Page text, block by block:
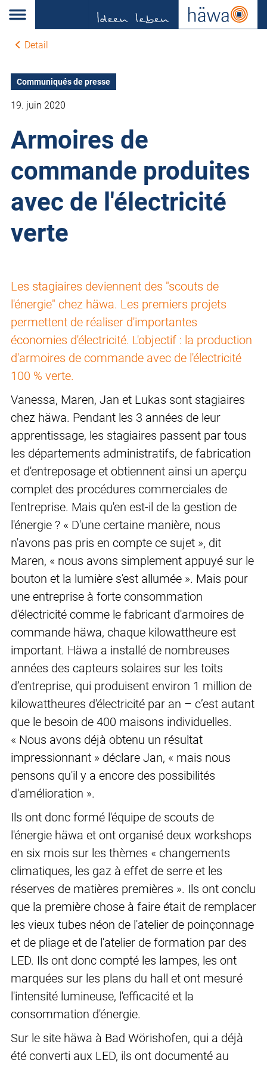
Detail
Communiqués de presse
19. juin 2020
Armoires de
commande produites
avec de l'électricité
verte
Les stagiaires deviennent des "scouts de
l'énergie" chez häwa. Les premiers projets
permettent de réaliser d'importantes
économies d'électricité. L'objectif : la production
d'armoires de commande avec de l'électricité
100 % verte.
Vanessa, Maren, Jan et Lukas sont stagiaires
chez häwa. Pendant les 3 années de leur
apprentissage, les stagiaires passent par tous
les départements administratifs, de fabrication
et d'entreposage et obtiennent ainsi un aperçu
complet des procédures commerciales de
l'entreprise. Mais qu'en est-il de la gestion de
l'énergie ? « D'une certaine manière, nous
n'avons pas pris en compte ce sujet », dit
Maren, « nous avons simplement appuyé sur le
bouton et la lumière s'est allumée ». Mais pour
une entreprise à forte consommation
d'électricité comme le fabricant d'armoires de
commande häwa, chaque kilowattheure est
important. Häwa a installé de nombreuses
années des capteurs solaires sur les toits
d’entreprise, qui produisent environ 1 million de
kilowattheures d'électricité par an – c’est autant
que le besoin de 400 maisons individuelles.
« Nous avons déjà obtenu un résultat
impressionnant » déclare Jan, « mais nous
pensons qu'il y a encore des possibilités
d'amélioration ».
Ils ont donc formé l'équipe de scouts de
l'énergie häwa et ont organisé deux workshops
en six mois sur les thèmes « changements
climatiques, les gaz à effet de serre et les
réserves de matières premières ». Ils ont conclu
que la première chose à faire était de remplacer
les vieux tubes néon de l'atelier de poinçonnage
et de pliage et de l'atelier de formation par des
LED. Ils ont donc compté les lampes, les ont
marquées sur les plans du hall et ont mesuré
l'intensité lumineuse, l'efficacité et la
consommation d'énergie.
Sur le site häwa à Bad Wörishofen, qui a déjà
été converti aux LED, ils ont documenté au